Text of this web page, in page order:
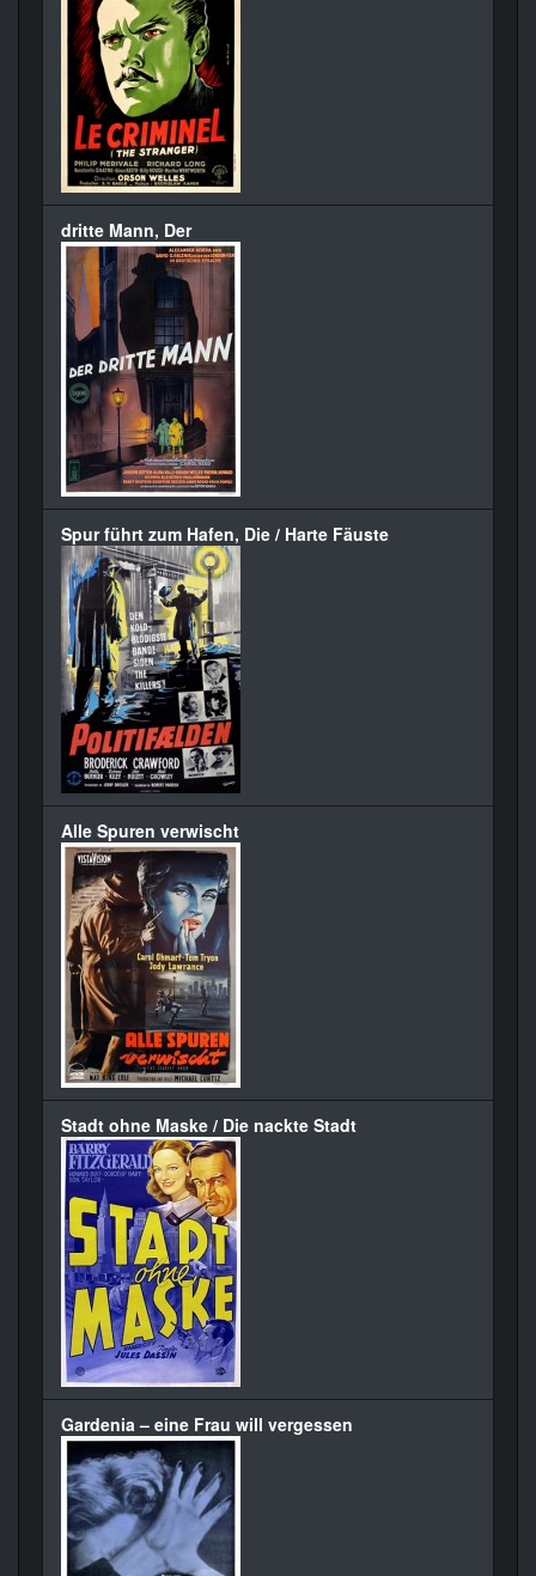
dritte Mann, Der
Spur führt zum Hafen, Die / Harte Fäuste
Alle Spuren verwischt
Stadt ohne Maske / Die nackte Stadt
Gardenia – eine Frau will vergessen